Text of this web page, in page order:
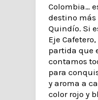
Colombia…
destino más
Quindío. Si
Eje
partida que
contamos
para
y aroma a
color rojo y